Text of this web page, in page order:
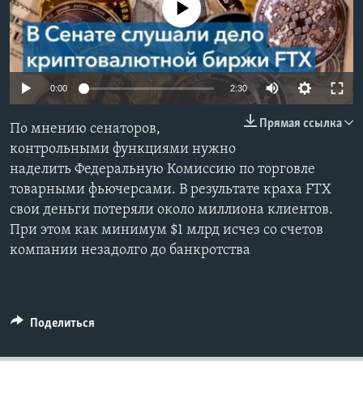
Learning English
СОЦИАЛЬНЫЕ СЕТИ
Языки
No media source currently available
0:00 2:30
Прямая ссылка
По мнению сенаторов,
контрольными функциями нужно
наделить Федеральную Комиссию по торговле
товарными фьючерсами. В результате краха FTX
свои деньги потеряли около миллиона клиентов.
При этом как минимум $1 млрд исчез со счетов
компании незадолго до банкротства
Поделиться